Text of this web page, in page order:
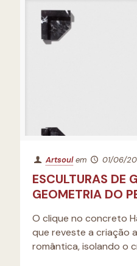
Artsoul em 01/06/
ESCULTURAS DE
GEOMETRIA DO
O clique no concreto
que reveste a criação
romântica, isolando o